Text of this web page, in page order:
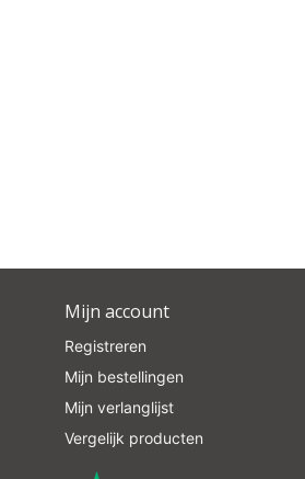
Mijn account
Registreren
Mijn bestellingen
Mijn verlanglijst
Vergelijk producten